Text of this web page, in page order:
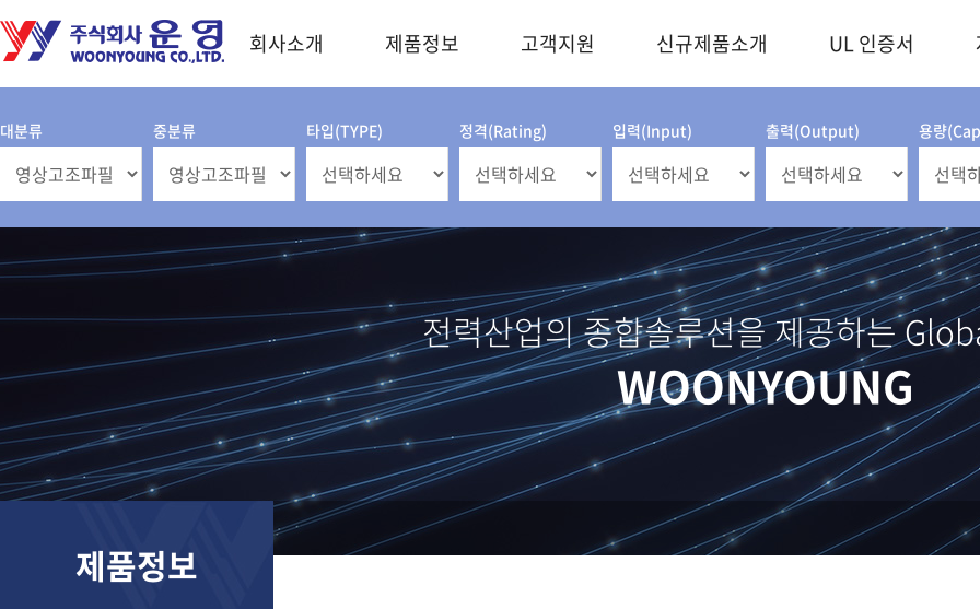
회사소개 제품정보 고객지원 신규제품소개 UL 인증서
대분류 중분류 타입(TYPE) 정격(Rating) 입력(Input) 출력(Output) 용량
전력산업의 종합솔루션을 제공하는
WOONYOUNG
제품정보